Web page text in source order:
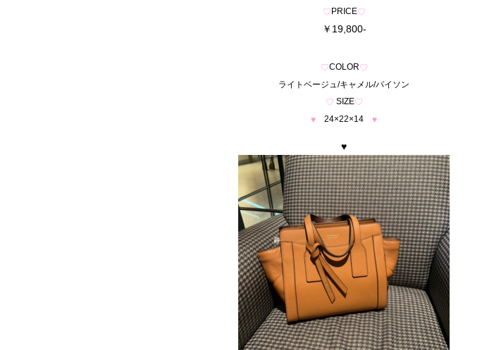
♡PRICE♡
￥19,800-
♡COLOR♡
ライトベージュ/キャメル/パイソン
♡ SIZE♡
♥ 24×22×14 ♥
♥